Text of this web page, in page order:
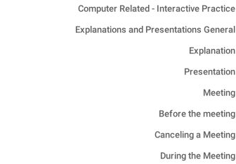
Computer Related - Interactive Practice
Explanations and Presentations General
Explanation
Presentation
Meeting
Before the meeting
Canceling a Meeting
During the Meeting